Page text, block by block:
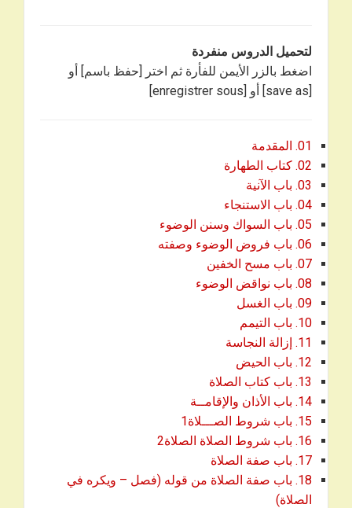
لتحميل الدروس منفردة
اضغط بالزر الأيمن للفأرة ثم اختر [حفظ باسم] أو
[save as] أو [enregistrer sous]
01. المقدمة
02. كتاب الطهارة
03. باب الآنية
04. باب الاستنجاء
05. باب السواك وسنن الوضوء
06. باب فروض الوضوء وصفته
07. باب مسح الخفين
08. باب نواقض الوضوء
09. باب الغسل
10. باب التيمم
11. إزالة النجاسة
12. باب الحيض
13. باب كتاب الصلاة
14. باب الأذان والإقامــة
15. باب شروط الصـــلاة1
16. باب شروط الصلاة الصلاة2
17. باب صفة الصلاة
18. باب صفة الصلاة من قوله (فصل – ويكره في
الصلاة)